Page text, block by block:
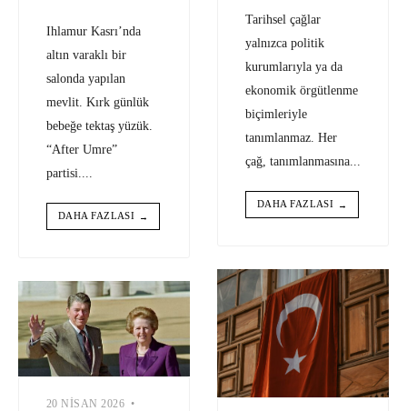
Ihlamur Kasrı’nda
altın varaklı bir
salonda yapılan
mevlit. Kırk günlük
bebeğe tektaş yüzük.
“After Umre”
partisi.
DAHA FAZLASI →
Tarihsel çağlar
yalnızca politik
kurumlarıyla ya da
ekonomik örgütlenme
biçimleriyle
tanımlanmaz. Her
çağ, tanımlanmasına
DAHA FAZLASI →
20 NISAN 2026 •